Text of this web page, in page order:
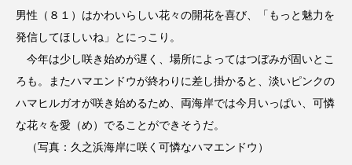
男性（８１）はかわいらしい花々の開花を喜び、「もっと魅力を
発信してほしいね」とにっこり。
今年は少し咲き始めが遅く、場所によってはつぼみが固いとこ
ろも。またハマエンドウが終わりに差し掛かると、淡いピンクの
ハマヒルガオが咲き始めるため、両海岸では今月いっぱい、可憐
な花々を愛（め）でることができそうだ。
（写真：久之浜海岸に咲く可憐なハマエンドウ）